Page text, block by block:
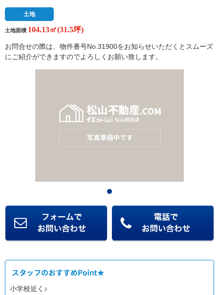
土地
土地面積 104.13㎡(31.5坪)
お問合せの際は、物件番号No.31900をお知らせいただくとスムーズ
にご紹介ができますのでよろしくお願い致します。
小学校近く♪